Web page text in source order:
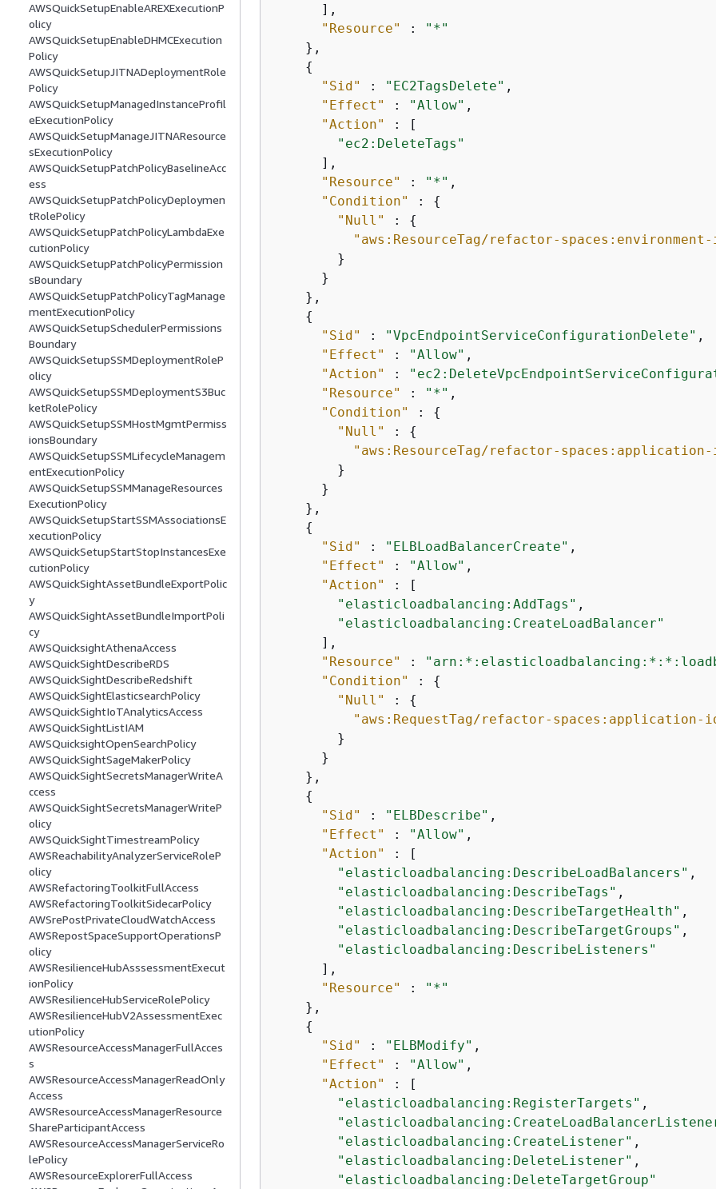
AWSQuickSetupEnableAREXExecutionP
olicy
AWSQuickSetupEnableDHMCExecution
Policy
AWSQuickSetupJITNADeploymentRole
Policy
AWSQuickSetupManagedInstanceProfil
eExecutionPolicy
AWSQuickSetupManageJITNAResource
sExecutionPolicy
AWSQuickSetupPatchPolicyBaselineAcc
ess
AWSQuickSetupPatchPolicyDeploymen
tRolePolicy
AWSQuickSetupPatchPolicyLambdaExe
cutionPolicy
AWSQuickSetupPatchPolicyPermission
sBoundary
AWSQuickSetupPatchPolicyTagManage
mentExecutionPolicy
AWSQuickSetupSchedulerPermissions
Boundary
AWSQuickSetupSSMDeploymentRoleP
olicy
AWSQuickSetupSSMDeploymentS3Buc
ketRolePolicy
AWSQuickSetupSSMHostMgmtPermiss
ionsBoundary
AWSQuickSetupSSMLifecycleManagem
entExecutionPolicy
AWSQuickSetupSSMManageResources
ExecutionPolicy
AWSQuickSetupStartSSMAssociationsE
xecutionPolicy
AWSQuickSetupStartStopInstancesExe
cutionPolicy
AWSQuickSightAssetBundleExportPolic
y
AWSQuickSightAssetBundleImportPoli
cy
AWSQuicksightAthenaAccess
AWSQuickSightDescribeRDS
AWSQuickSightDescribeRedshift
AWSQuickSightElasticsearchPolicy
AWSQuickSightIoTAnalyticsAccess
AWSQuickSightListIAM
AWSQuicksightOpenSearchPolicy
AWSQuickSightSageMakerPolicy
AWSQuickSightSecretsManagerWriteA
ccess
AWSQuickSightSecretsManagerWriteP
olicy
AWSQuickSightTimestreamPolicy
AWSReachabilityAnalyzerServiceRoleP
olicy
AWSRefactoringToolkitFullAccess
AWSRefactoringToolkitSidecarPolicy
AWSrePostPrivateCloudWatchAccess
AWSRepostSpaceSupportOperationsP
olicy
AWSResilienceHubAsssessmentExecut
ionPolicy
AWSResilienceHubServiceRolePolicy
AWSResilienceHubV2AssessmentExec
utionPolicy
AWSResourceAccessManagerFullAcces
s
AWSResourceAccessManagerReadOnly
Access
AWSResourceAccessManagerResource
ShareParticipantAccess
AWSResourceAccessManagerServiceRo
lePolicy
AWSResourceExplorerFullAccess
      ],
"Resource"
:
"*"
    },
{
"Sid"
: "EC2TagsDelete" ,
"Effect"
: "Allow" ,
"Action"
: [
"ec2:DeleteTags"
      ],
"Resource"
: "*" ,
"Condition"
: {
"Null"
: {
"aws:ResourceTag/refactor-
        }
      }
    },
{
"Sid"
: "VpcEndpointServiceConfigurationDelete" ,
"Effect"
: "Allow" ,
"Action"
:
"Resource"
: "*" ,
"Condition"
: {
"Null"
: {
"aws:ResourceTag/refactor-
        }
      }
    },
{
"Sid"
: "ELBLoadBalancerCreate" ,
"Effect"
: "Allow" ,
"Action"
: [
"elasticloadbalancing:AddTags" ,
"elasticloadbalancing:CreateLoadBalancer"
      ],
"Resource"
:
"Condition"
: {
"Null"
: {
"aws:RequestTag/refactor-spaces:application-
        }
      }
    },
{
"Sid"
: "ELBDescribe" ,
"Effect"
: "Allow" ,
"Action"
: [
"elasticloadbalancing:DescribeLoadBalancers" ,
"elasticloadbalancing:DescribeTags" ,
"elasticloadbalancing:DescribeTargetHealth" ,
"elasticloadbalancing:DescribeTargetGroups" ,
"elasticloadbalancing:DescribeListeners"
      ],
"Resource"
:
"*"
    },
{
"Sid"
: "ELBModify" ,
"Effect"
: "Allow" ,
"Action"
: [
"elasticloadbalancing:RegisterTargets" ,
"elasticloadbalancing:CreateListener" ,
"elasticloadbalancing:DeleteListener" ,
"elasticloadbalancing:DeleteTargetGroup"